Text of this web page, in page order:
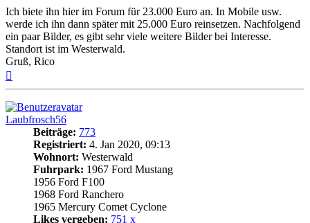
Ich biete ihn hier im Forum für 23.000 Euro an. In Mobile usw.
werde ich ihn dann später mit 25.000 Euro reinsetzen. Nachfolgend
ein paar Bilder, es gibt sehr viele weitere Bilder bei Interesse.
Standort ist im Westerwald.
Gruß, Rico
Laubfrosch56
Beiträge: 773
Registriert: 4. Jan 2020, 09:13
Wohnort: Westerwald
Fuhrpark: 1967 Ford Mustang
1956 Ford F100
1968 Ford Ranchero
1965 Mercury Comet Cyclone
Likes vergeben: 751 x